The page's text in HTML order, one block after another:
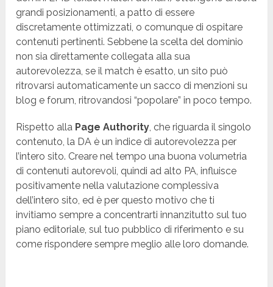
grandi posizionamenti, a patto di essere
discretamente ottimizzati, o comunque di ospitare
contenuti pertinenti. Sebbene la scelta del dominio
non sia direttamente collegata alla sua
autorevolezza, se il match è esatto, un sito può
ritrovarsi automaticamente un sacco di menzioni su
blog e forum, ritrovandosi “popolare” in poco tempo.
Rispetto alla Page Authority, che riguarda il singolo
contenuto, la DA è un indice di autorevolezza per
l’intero sito. Creare nel tempo una buona volumetria
di contenuti autorevoli, quindi ad alto PA, influisce
positivamente nella valutazione complessiva
dell’intero sito, ed è per questo motivo che ti
invitiamo sempre a concentrarti innanzitutto sul tuo
piano editoriale, sul tuo pubblico di riferimento e su
come rispondere sempre meglio alle loro domande.